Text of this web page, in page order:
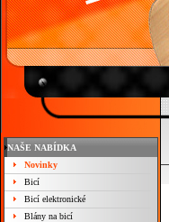
NAŠE NABÍDKA
Novinky
Bicí
Bicí elektronické
Blány na bicí